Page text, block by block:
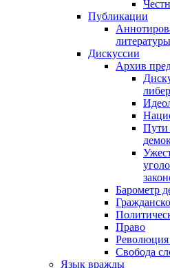
Публикации
литературы
Дискуссии
Архив
Пути
Барометр
Право
Свобода
Язык вражды